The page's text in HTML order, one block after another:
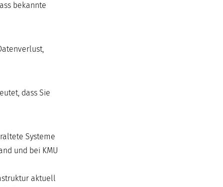
bekannte
dass Sie
Systeme
und bei KMU
aktuell